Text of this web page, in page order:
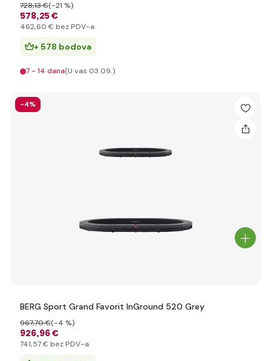
578,25 €
728,13 €(-21 %)
462,60 € bez PDV-a
+ 578 bodova
7 - 14 dana(U vas 03.09.)
-4%
BERG Sport Grand Favorit InGround 520 Grey
926,96 €
967,70 €(-4 %)
741,57 € bez PDV-a